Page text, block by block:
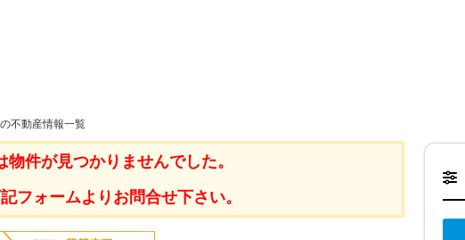
渋谷オフィス（本社）
不動産情報一覧
件が見つかりませんでした。
フォームよりお問合せ下さい。